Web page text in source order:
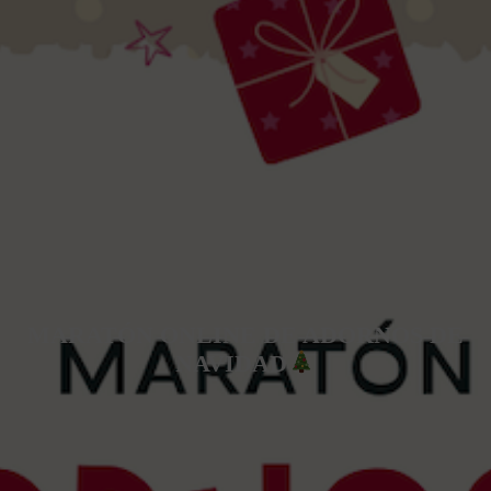
MARATÓN ONLINE DE ADORNOS DE
NAVIDAD